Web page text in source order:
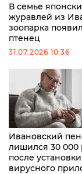
В семье
журавлей из
зоопарка
птенец
31.07.2026 10:36
Ивановский
лишился 30 000
после установки
вирусного